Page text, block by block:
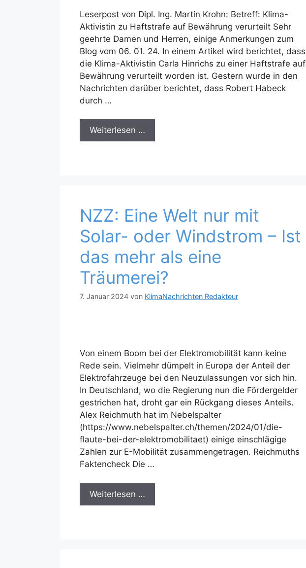
Leserpost von Dipl. Ing. Martin Krohn: Betreff: Klima-
Aktivistin zu Haftstrafe auf Bewährung verurteilt Sehr
geehrte Damen und Herren, einige Anmerkungen zum
Blog vom 06. 01. 24. In einem Artikel wird berichtet, dass
die Klima-Aktivistin Carla Hinrichs zu einer Haftstrafe auf
Bewährung verurteilt worden ist. Gestern wurde in den
Nachrichten darüber berichtet, dass Robert Habeck
durch …
Weiterlesen …
NZZ: Eine Welt nur mit
Solar- oder Windstrom – Ist
das mehr als eine
Träumerei?
7. Januar 2024 von KlimaNachrichten Redakteur
Von einem Boom bei der Elektromobilität kann keine
Rede sein. Vielmehr dümpelt in Europa der Anteil der
Elektrofahrzeuge bei den Neuzulassungen vor sich hin.
In Deutschland, wo die Regierung nun die Fördergelder
gestrichen hat, droht gar ein Rückgang dieses Anteils.
Alex Reichmuth hat im Nebelspalter
(https://www.nebelspalter.ch/themen/2024/01/die-
flaute-bei-der-elektromobilitaet) einige einschlägige
Zahlen zur E-Mobilität zusammengetragen. Reichmuths
Faktencheck Die …
Weiterlesen …